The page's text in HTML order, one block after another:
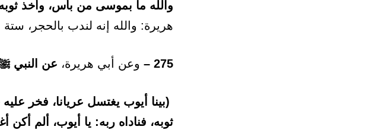
والله ما بموسى من بأس، وأخذ
هريرة: والله إنه لندب بالحجر،
275 – وعن أبي هريرة، عن النبي
(بينا أيوب يغتسل عريانا، فخر
ثوبه، فناداه ربه: يا أيوب، ألم